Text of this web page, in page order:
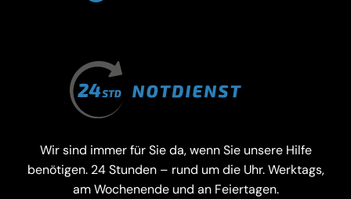
Wir sind immer für Sie da, wenn Sie unsere Hilfe
benötigen. 24 Stunden – rund um die Uhr. Werktags,
am Wochenende und an Feiertagen.